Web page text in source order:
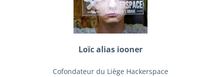
Loïc alias iooner
Cofondateur du Liège Hackerspace